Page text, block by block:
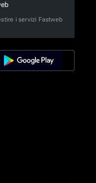
i servizi Fastweb